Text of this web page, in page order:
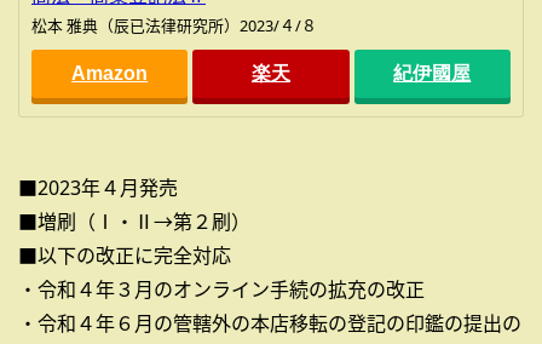
松本 雅典（辰已法律研究所）2023/４/８
Amazon 楽天 紀伊國屋
■2023年４月発売
■増刷（Ⅰ・Ⅱ→第２刷）
■以下の改正に完全対応
・令和４年３月のオンライン手続の拡充の改正
・令和４年６月の管轄外の本店移転の登記の印鑑の提出の